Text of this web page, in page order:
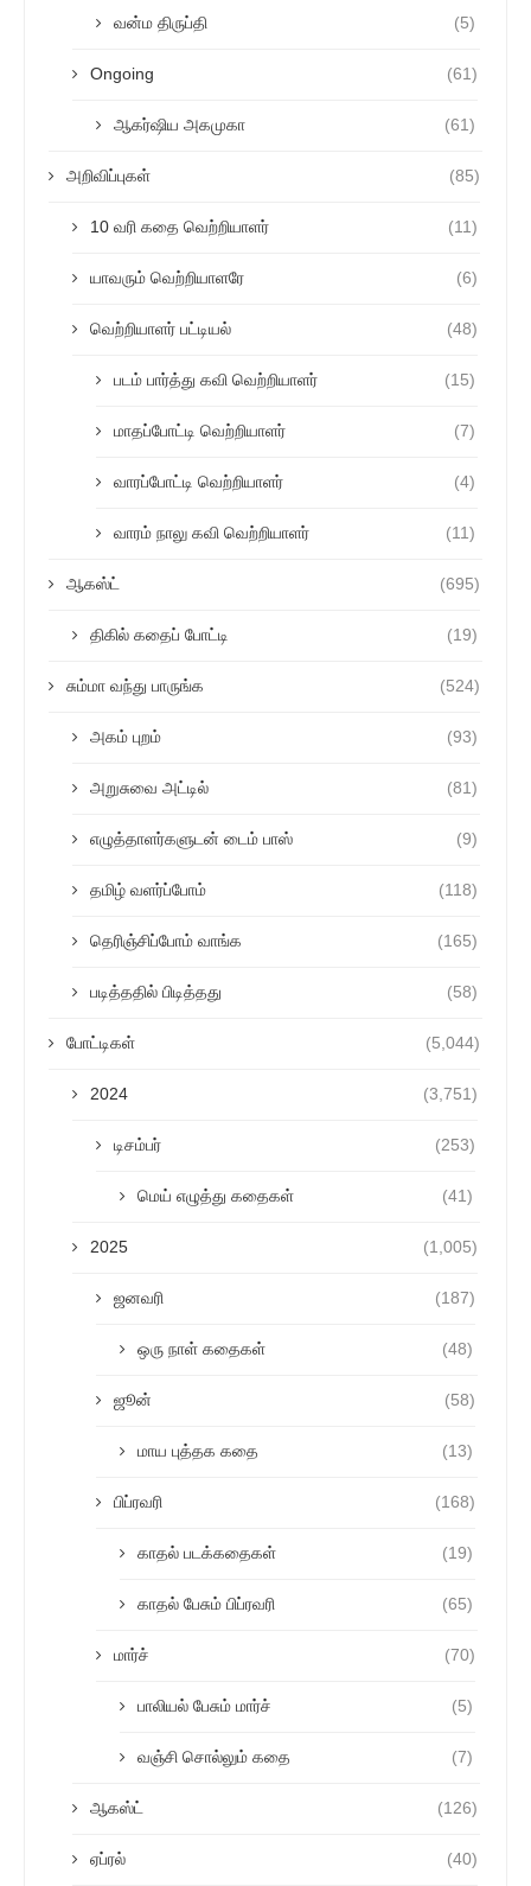
வன்ம திருப்தி (5)
Ongoing (61)
ஆகர்ஷிய அகமுகா (61)
அறிவிப்புகள் (85)
10 வரி கதை வெற்றியாளர் (11)
யாவரும் வெற்றியாளரே (6)
வெற்றியாளர் பட்டியல் (48)
படம் பார்த்து கவி வெற்றியாளர் (15)
மாதப்போட்டி வெற்றியாளர் (7)
வாரப்போட்டி வெற்றியாளர் (4)
வாரம் நாலு கவி வெற்றியாளர் (11)
ஆகஸ்ட் (695)
திகில் கதைப் போட்டி (19)
சும்மா வந்து பாருங்க (524)
அகம் புறம் (93)
அறுசுவை அட்டில் (81)
எழுத்தாளர்களுடன் டைம் பாஸ் (9)
தமிழ் வளர்ப்போம் (118)
தெரிஞ்சிப்போம் வாங்க (165)
படித்ததில் பிடித்தது (58)
போட்டிகள் (5,044)
2024 (3,751)
டிசம்பர் (253)
மெய் எழுத்து கதைகள் (41)
2025 (1,005)
ஜனவரி (187)
ஒரு நாள் கதைகள் (48)
ஜூன் (58)
மாய புத்தக கதை (13)
பிப்ரவரி (168)
காதல் படக்கதைகள் (19)
காதல் பேசும் பிப்ரவரி (65)
மார்ச் (70)
பாலியல் பேசும் மார்ச் (5)
வஞ்சி சொல்லும் கதை (7)
ஆகஸ்ட் (126)
ஏப்ரல் (40)